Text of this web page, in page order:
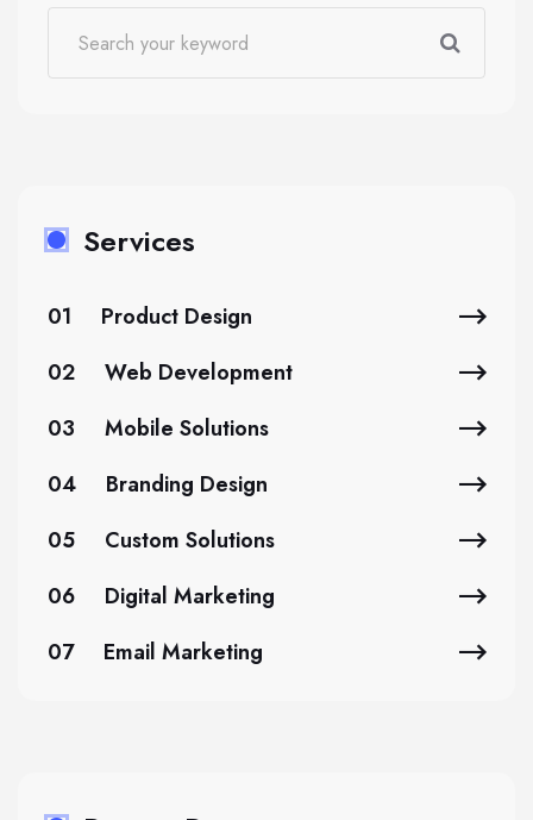
Services
01
Product Design
02
Web Development
03
Mobile Solutions
04
Branding Design
05
Custom Solutions
06
Digital Marketing
07
Email Marketing